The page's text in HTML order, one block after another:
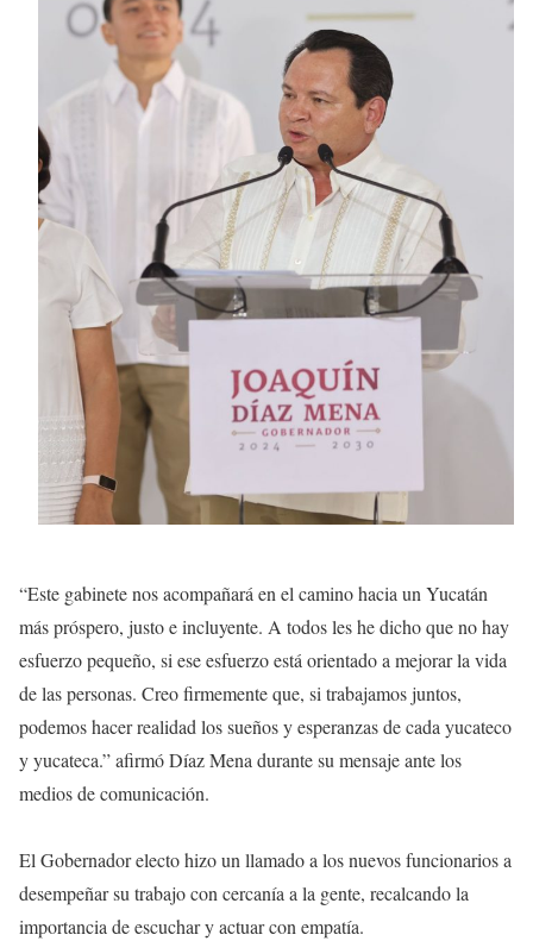
“Este gabinete nos acompañará en el camino hacia un Yucatán
más próspero, justo e incluyente. A todos les he dicho que no hay
esfuerzo pequeño, si ese esfuerzo está orientado a mejorar la vida
de las personas. Creo firmemente que, si trabajamos juntos,
podemos hacer realidad los sueños y esperanzas de cada yucateco
y yucateca.” afirmó Díaz Mena durante su mensaje ante los
medios de comunicación.
El Gobernador electo hizo un llamado a los nuevos funcionarios a
desempeñar su trabajo con cercanía a la gente, recalcando la
importancia de escuchar y actuar con empatía.